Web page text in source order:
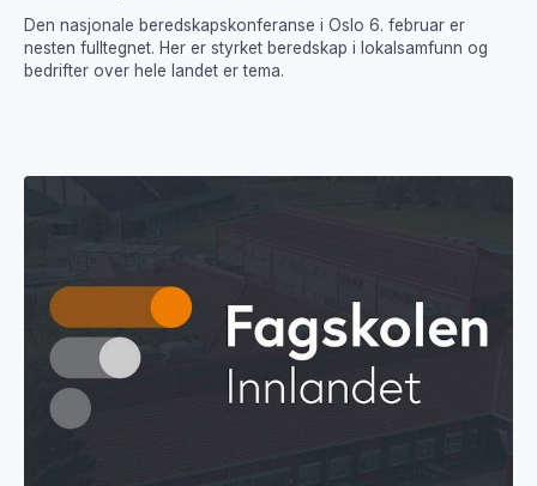
Den nasjonale beredskapskonferanse i Oslo 6. februar er
nesten fulltegnet. Her er styrket beredskap i lokalsamfunn og
bedrifter over hele landet er tema.